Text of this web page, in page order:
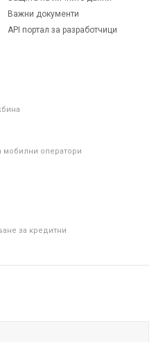
Важни документи
API портал за разработчици
мобилни оператори
за кредитни